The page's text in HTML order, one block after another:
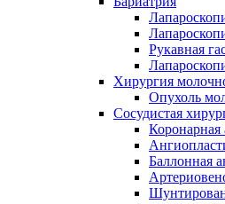
Рукавная
Хирургия
Опухоль
Сосудистая
Коронарная
Баллонная